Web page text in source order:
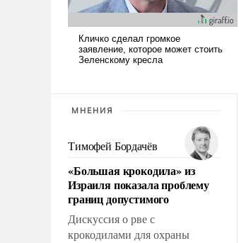
МНЕНИЯ
Тимофей Бордачёв
«Большая крокодила» из
Израиля показала проблему
границ допустимого
Дискуссия о рве с
крокодилами для охраны